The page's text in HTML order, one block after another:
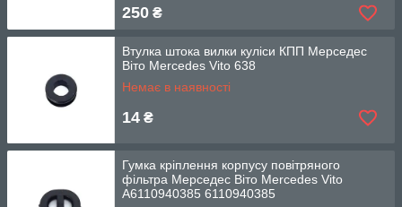
250 ₴
Втулка штока вилки куліси КПП Мерседес
Віто Mercedes Vito 638
Немає в наявності
14 ₴
Гумка кріплення корпусу повітряного
фільтра Мерседес Віто Mercedes Vito
A6110940385 6110940385